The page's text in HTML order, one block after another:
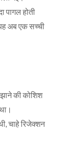
होती
अब एक सच्ची
की कोशिश
चाहे रिजेक्शन